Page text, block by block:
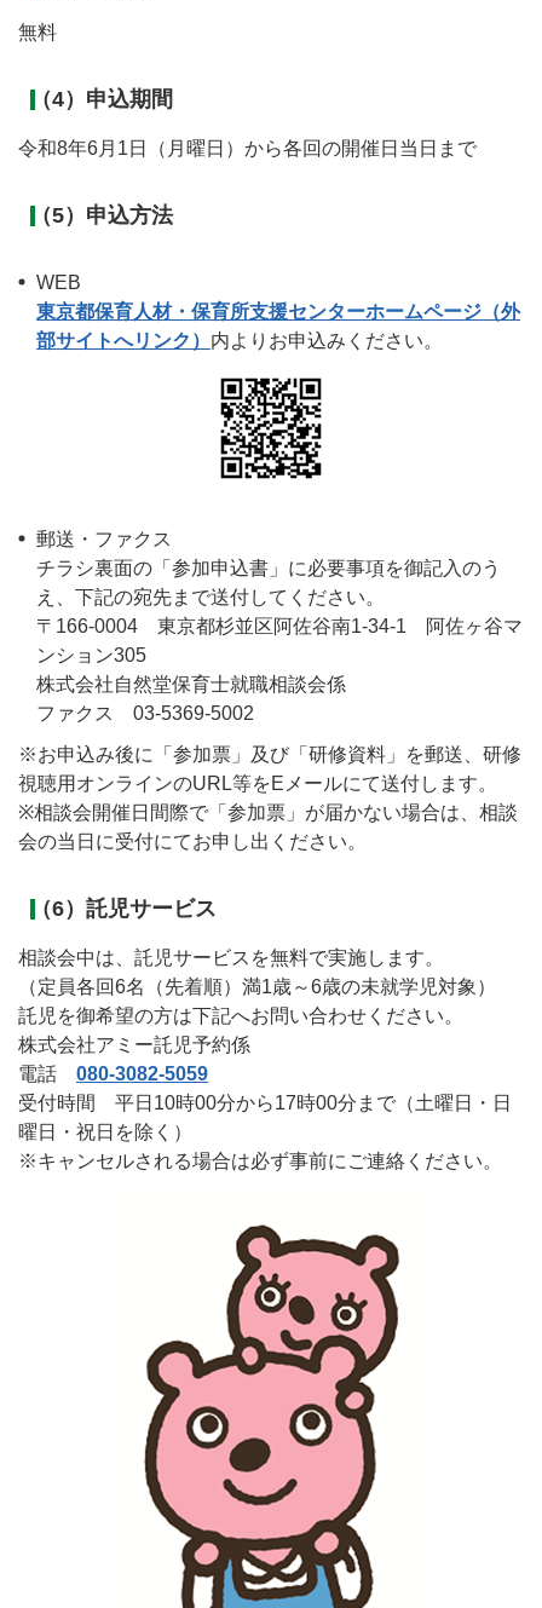
無料
（4）申込期間
令和8年6月1日（月曜日）から各回の開催日当日まで
（5）申込方法
WEB
東京都保育人材・保育所支援センターホームページ（外
部サイトへリンク） 内よりお申込みください。
郵送・ファクス
チラシ裏面の「参加申込書」に必要事項を御記入のう
え、下記の宛先まで送付してください。
〒166-0004 東京都杉並区阿佐谷南1-34-1 阿佐ヶ谷マ
ンション305
株式会社自然堂保育士就職相談会係
ファクス 03-5369-5002
※お申込み後に「参加票」及び「研修資料」を郵送、研修
視聴用オンラインのURL等をEメールにて送付します。
※相談会開催日間際で「参加票」が届かない場合は、相談
会の当日に受付にてお申し出ください。
（6）託児サービス
相談会中は、託児サービスを無料で実施します。
（定員各回6名（先着順）満1歳～6歳の未就学児対象）
託児を御希望の方は下記へお問い合わせください。
株式会社アミー託児予約係
電話 080-3082-5059
受付時間 平日10時00分から17時00分まで（土曜日・日
曜日・祝日を除く）
※キャンセルされる場合は必ず事前にご連絡ください。